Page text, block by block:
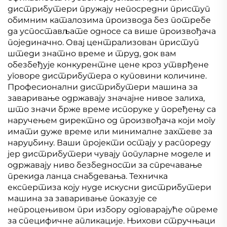
дистрибутери пружају непосредни приступ
обимним каталозима производа без потребе
да успостављате односе са више произвођача
појединачно. Овај централизован приступ
штеди знатно време и труд, док вам
обезбеђује конкурентне цене кроз утврђене
уговоре дистрибутера о куповини количине.
Професионални дистрибутери машина за
заваривање одржавају значајне нивое залиха,
што значи брже време испоруке у поређењу са
наручењем директно од произвођача који могу
имати дуже време или минималне захтеве за
наруџбину. Ваши пројекти остају у распореду
јер дистрибутери чувају популарне моделе и
одржавају ниво безбедности за спречавање
прекида ланца снабдевања. Техничка
експертиза коју нуде искусни дистрибутери
машина за заваривање показује се
непроцењивом при избору одговарајуће опреме
за специфичне апликације. Њихови стручњаци